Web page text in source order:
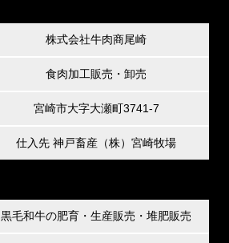
株式会社牛肉商尾崎
食肉加工販売・卸売
宮崎市大字大瀬町3741-7
仕入先 神戸畜産（株）宮崎牧場
黒毛和牛の肥育・生産販売・堆肥販売